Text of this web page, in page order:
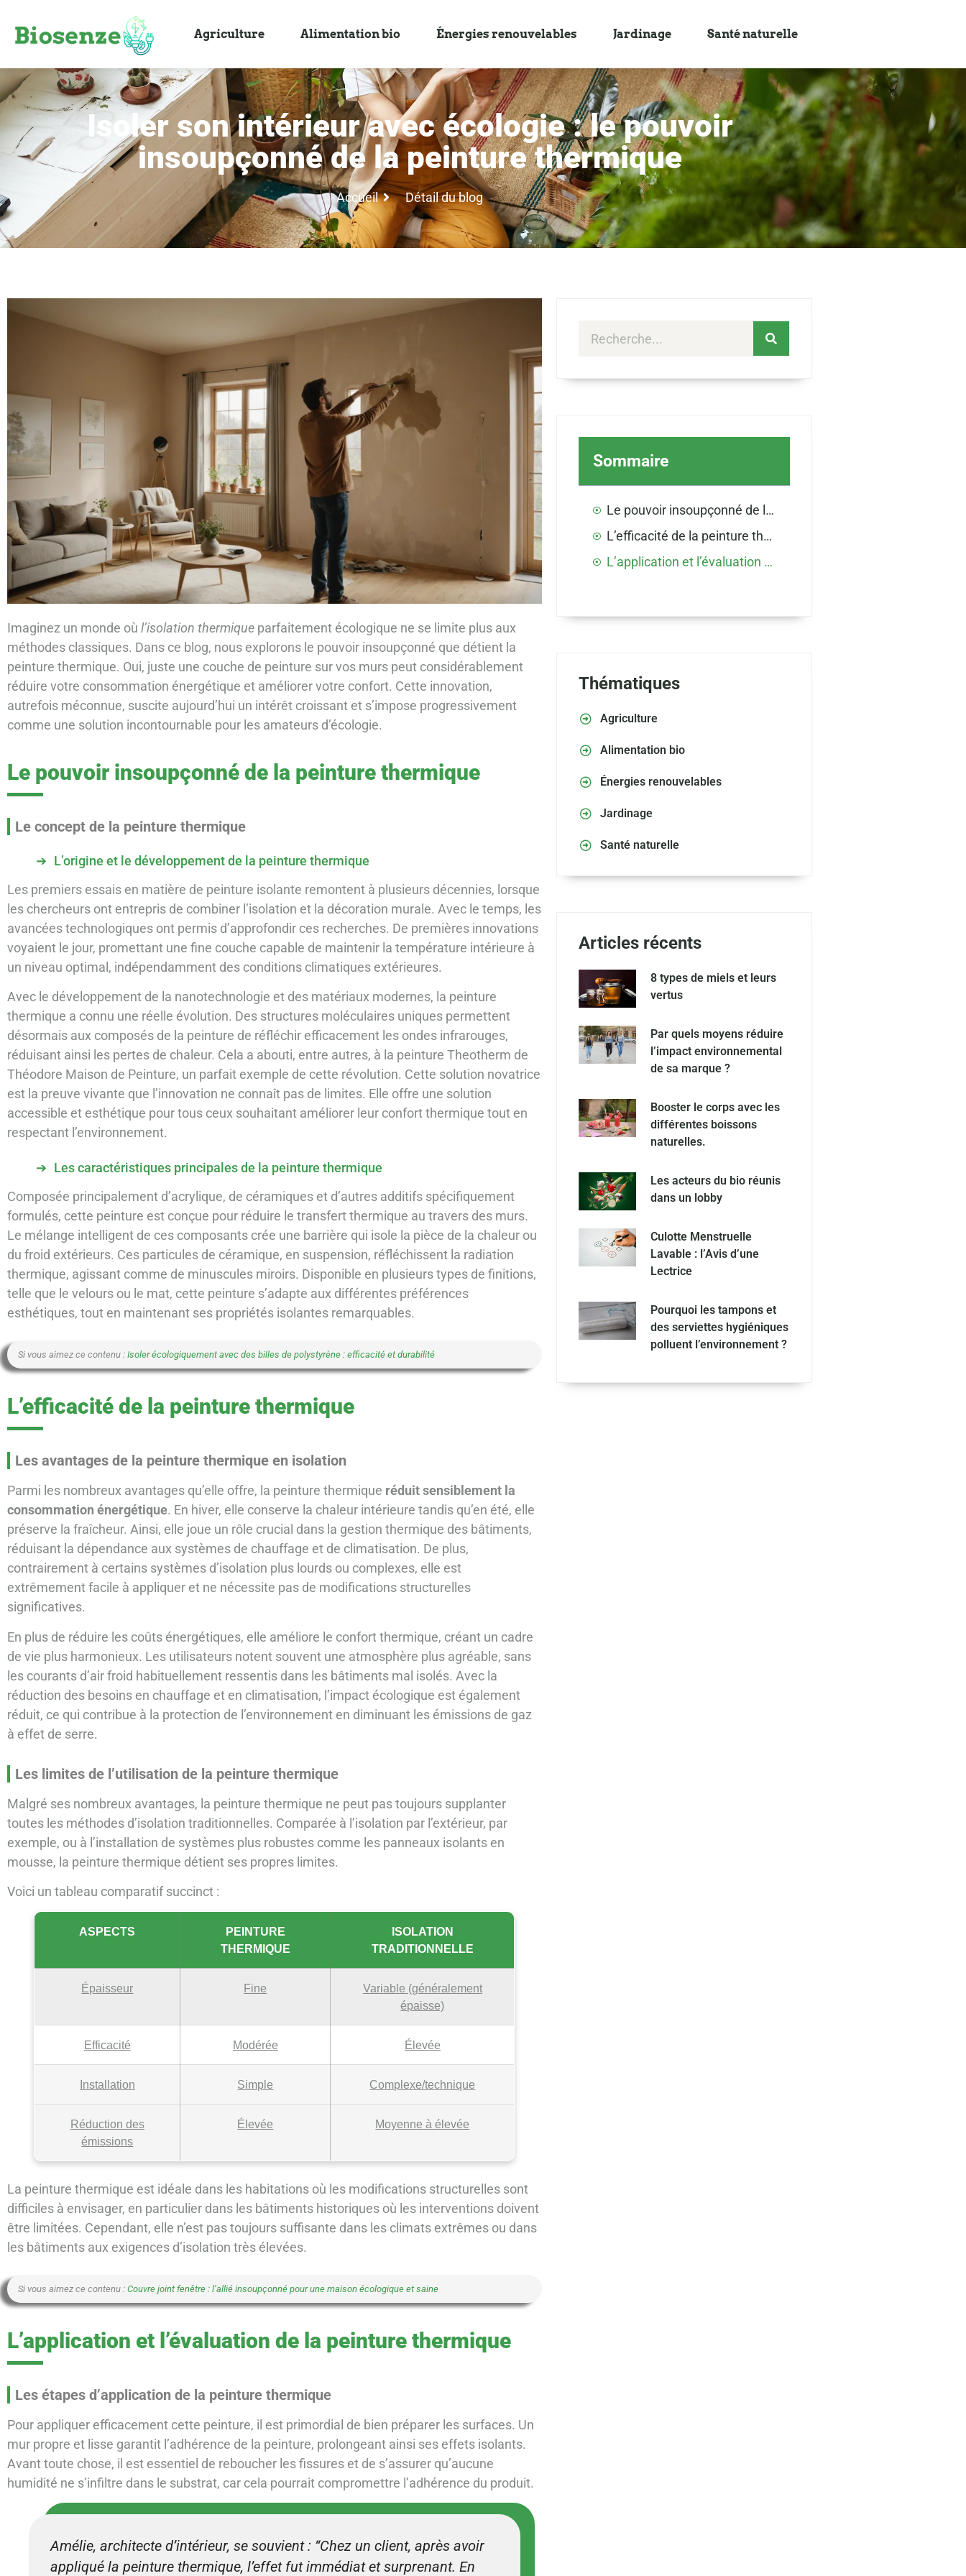
Agriculture Alimentation bio Énergies renouvelables Jardinage Santé naturelle
Isoler son intérieur avec écologie : le pouvoir
insoupçonné de la peinture thermique
Accueil Détail du blog
Imaginez un monde où l’isolation thermique parfaitement écologique ne se limite plus aux
méthodes classiques. Dans ce blog, nous explorons le pouvoir insoupçonné que détient la
peinture thermique. Oui, juste une couche de peinture sur vos murs peut considérablement
réduire votre consommation énergétique et améliorer votre confort. Cette innovation,
autrefois méconnue, suscite aujourd’hui un intérêt croissant et s’impose progressivement
comme une solution incontournable pour les amateurs d’écologie.
Le pouvoir insoupçonné de la peinture thermique
Le concept de la peinture thermique
L’origine et le développement de la peinture thermique
Les premiers essais en matière de peinture isolante remontent à plusieurs décennies, lorsque
les chercheurs ont entrepris de combiner l’isolation et la décoration murale. Avec le temps, les
avancées technologiques ont permis d’approfondir ces recherches. De premières innovations
voyaient le jour, promettant une fine couche capable de maintenir la température intérieure à
un niveau optimal, indépendamment des conditions climatiques extérieures.
Avec le développement de la nanotechnologie et des matériaux modernes, la peinture
thermique a connu une réelle évolution. Des structures moléculaires uniques permettent
désormais aux composés de la peinture de réfléchir efficacement les ondes infrarouges,
réduisant ainsi les pertes de chaleur. Cela a abouti, entre autres, à la peinture Theotherm de
Théodore Maison de Peinture, un parfait exemple de cette révolution. Cette solution novatrice
est la preuve vivante que l’innovation ne connaît pas de limites. Elle offre une solution
accessible et esthétique pour tous ceux souhaitant améliorer leur confort thermique tout en
respectant l’environnement.
Les caractéristiques principales de la peinture thermique
Composée principalement d’acrylique, de céramiques et d’autres additifs spécifiquement
formulés, cette peinture est conçue pour réduire le transfert thermique au travers des murs.
Le mélange intelligent de ces composants crée une barrière qui isole la pièce de la chaleur ou
du froid extérieurs. Ces particules de céramique, en suspension, réfléchissent la radiation
thermique, agissant comme de minuscules miroirs. Disponible en plusieurs types de finitions,
telle que le velours ou le mat, cette peinture s’adapte aux différentes préférences
esthétiques, tout en maintenant ses propriétés isolantes remarquables.
Si vous aimez ce contenu : Isoler écologiquement avec des billes de polystyrène : efficacité et durabilité
L’efficacité de la peinture thermique
Les avantages de la peinture thermique en isolation
Parmi les nombreux avantages qu’elle offre, la peinture thermique réduit sensiblement la
consommation énergétique. En hiver, elle conserve la chaleur intérieure tandis qu’en été, elle
préserve la fraîcheur. Ainsi, elle joue un rôle crucial dans la gestion thermique des bâtiments,
réduisant la dépendance aux systèmes de chauffage et de climatisation. De plus,
contrairement à certains systèmes d’isolation plus lourds ou complexes, elle est
extrêmement facile à appliquer et ne nécessite pas de modifications structurelles
significatives.
En plus de réduire les coûts énergétiques, elle améliore le confort thermique, créant un cadre
de vie plus harmonieux. Les utilisateurs notent souvent une atmosphère plus agréable, sans
les courants d’air froid habituellement ressentis dans les bâtiments mal isolés. Avec la
réduction des besoins en chauffage et en climatisation, l’impact écologique est également
réduit, ce qui contribue à la protection de l’environnement en diminuant les émissions de gaz
à effet de serre.
Les limites de l’utilisation de la peinture thermique
Malgré ses nombreux avantages, la peinture thermique ne peut pas toujours supplanter
toutes les méthodes d’isolation traditionnelles. Comparée à l’isolation par l’extérieur, par
exemple, ou à l’installation de systèmes plus robustes comme les panneaux isolants en
mousse, la peinture thermique détient ses propres limites.
Voici un tableau comparatif succinct :
ASPECTS
PEINTURE
THERMIQUE
ISOLATION
TRADITIONNELLE
Épaisseur Fine
Variable (généralement
épaisse)
Efficacité Modérée Élevée
Installation Simple Complexe/technique
Réduction des
émissions
Élevée Moyenne à élevée
La peinture thermique est idéale dans les habitations où les modifications structurelles sont
difficiles à envisager, en particulier dans les bâtiments historiques où les interventions doivent
être limitées. Cependant, elle n’est pas toujours suffisante dans les climats extrêmes ou dans
les bâtiments aux exigences d’isolation très élevées.
Si vous aimez ce contenu : Couvre joint fenêtre : l’allié insoupçonné pour une maison écologique et saine
L’application et l’évaluation de la peinture thermique
Les étapes d’application de la peinture thermique
Pour appliquer efficacement cette peinture, il est primordial de bien préparer les surfaces. Un
mur propre et lisse garantit l’adhérence de la peinture, prolongeant ainsi ses effets isolants.
Avant toute chose, il est essentiel de reboucher les fissures et de s’assurer qu’aucune
humidité ne s’infiltre dans le substrat, car cela pourrait compromettre l’adhérence du produit.
Amélie, architecte d’intérieur, se souvient : “Chez un client, après avoir
appliqué la peinture thermique, l’effet fut immédiat et surprenant. En
Sommaire
Le pouvoir insoupçonné de la peinture thermique
L’efficacité de la peinture thermique
L’application et l’évaluation de la peinture thermique
Thématiques
Agriculture
Alimentation bio
Énergies renouvelables
Jardinage
Santé naturelle
Articles récents
8 types de miels et leurs
vertus
Par quels moyens réduire
l’impact environnemental
de sa marque ?
Booster le corps avec les
différentes boissons
naturelles.
Les acteurs du bio réunis
dans un lobby
Culotte Menstruelle
Lavable : l’Avis d’une
Lectrice
Pourquoi les tampons et
des serviettes hygiéniques
polluent l’environnement ?